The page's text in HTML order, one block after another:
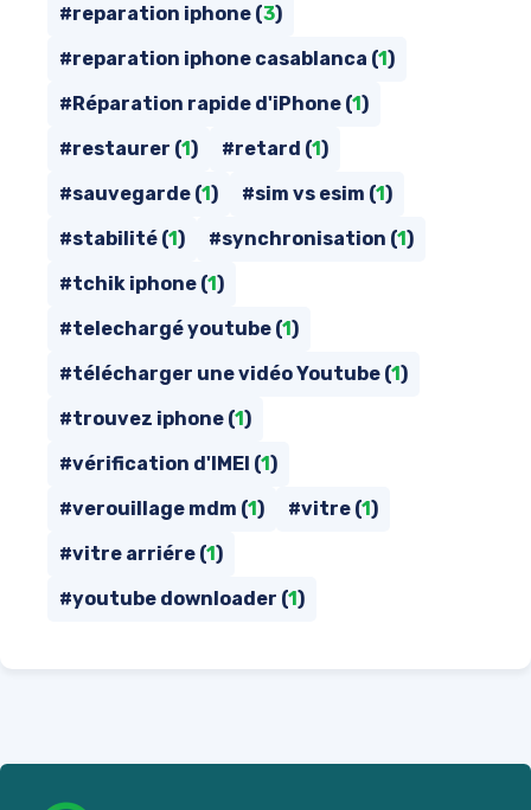
#reparation iphone (3)
#reparation iphone casablanca (1)
#Réparation rapide d'iPhone (1)
#restaurer (1) #retard (1)
#sauvegarde (1) #sim vs esim (1)
#stabilité (1) #synchronisation (1)
#tchik iphone (1)
#telechargé youtube (1)
#télécharger une vidéo Youtube (1)
#trouvez iphone (1)
#vérification d'IMEI (1)
#verouillage mdm (1) #vitre (1)
#vitre arriére (1)
#youtube downloader (1)